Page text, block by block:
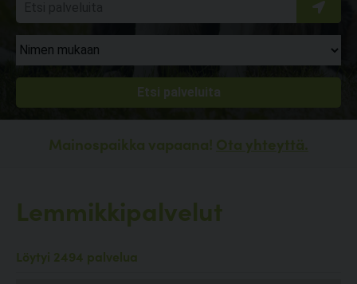
Mainospaikka vapaana! Ota yhteyttä.
Lemmikkipalvelut
Löytyi 2494 palvelua